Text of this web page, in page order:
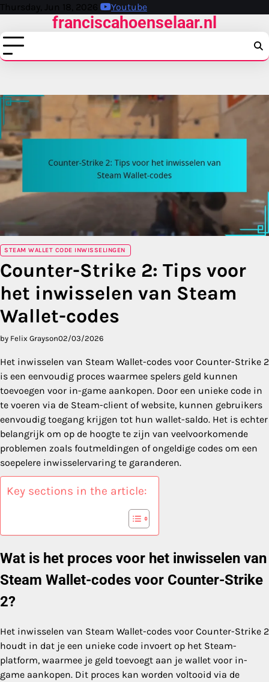
Skip
content
Thursday, Jun 18, 2026 Youtube
franciscahoenselaar.nl
STEAM WALLET CODE INWISSELINGEN
Counter-Strike 2: Tips voor
het inwisselen van Steam
Wallet-codes
by Felix Grayson02/03/2026
Het inwisselen van Steam Wallet-codes voor Counter-Strike 2
is een eenvoudig proces waarmee spelers geld kunnen
toevoegen voor in-game aankopen. Door een unieke code in
te voeren via de Steam-client of website, kunnen gebruikers
eenvoudig toegang krijgen tot hun wallet-saldo. Het is echter
belangrijk om op de hoogte te zijn van veelvoorkomende
problemen zoals foutmeldingen of ongeldige codes om een
soepelere inwisselervaring te garanderen.
Key sections in the article:
Wat is het proces voor het inwisselen van
Steam Wallet-codes voor Counter-Strike
2?
Het inwisselen van Steam Wallet-codes voor Counter-Strike 2
houdt in dat je een unieke code invoert op het Steam-
platform, waarmee je geld toevoegt aan je wallet voor in-
game aankopen. Dit proces kan worden voltooid via de